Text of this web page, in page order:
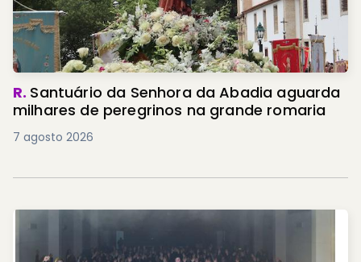
R. Santuário da Senhora da Abadia aguarda
milhares de peregrinos na grande romaria
7 agosto 2026